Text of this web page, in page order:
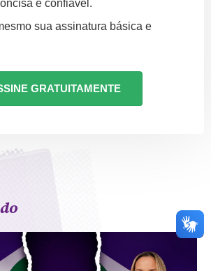
e confiável.
sua assinatura básica e
GRATUITAMENTE